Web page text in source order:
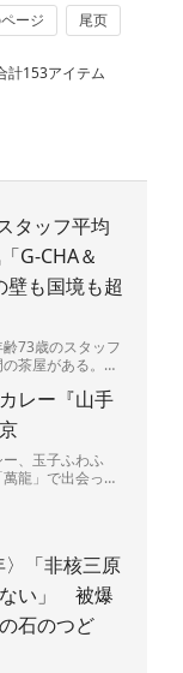
ージ 尾页
計153アイテム
タッフ平均
G-CHA＆
壁も国境も超
73歳のスタッフ
の茶屋がある。
レー『山手
、玉子ふわふ
龍」で出会っ
〉「非核三原
ない」 被爆
石のつど